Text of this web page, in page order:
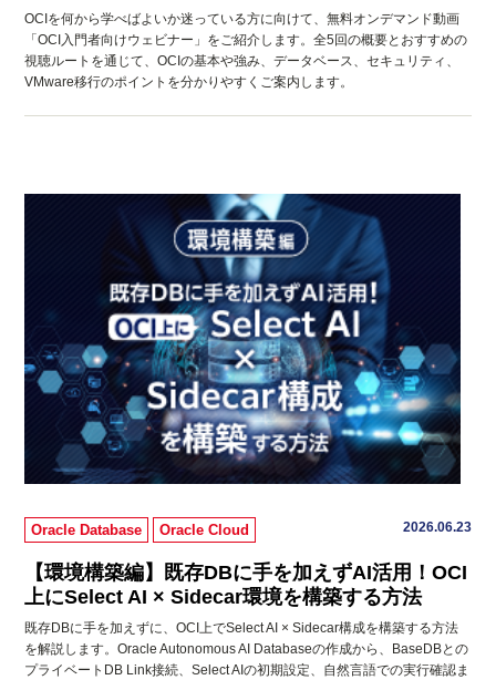
OCIを何から学べばよいか迷っている方に向けて、無料オンデマンド動画
「OCI入門者向けウェビナー」をご紹介します。全5回の概要とおすすめの
視聴ルートを通じて、OCIの基本や強み、データベース、セキュリティ、
VMware移行のポイントを分かりやすくご案内します。
Oracle Database Oracle Cloud 2026.06.23
【環境構築編】既存DBに手を加えずAI活用！OCI
上にSelect AI × Sidecar環境を構築する方法
既存DBに手を加えずに、OCI上でSelect AI × Sidecar構成を構築する方法
を解説します。Oracle Autonomous AI Databaseの作成から、BaseDBとの
プライベートDB Link接続、Select AIの初期設定、自然言語での実行確認ま